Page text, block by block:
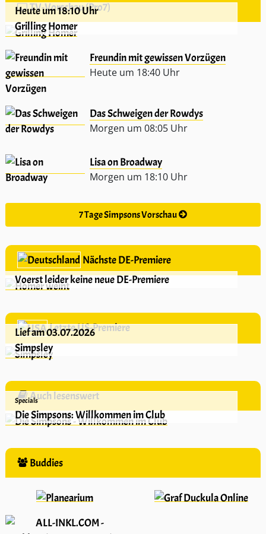
TV-Vorschau (Pro7)
Heute um 18:10 Uhr
Grilling Homer
Freundin mit gewissen Vorzügen
Heute um 18:40 Uhr
Das Schweigen der Rowdys
Morgen um 08:05 Uhr
Lisa on Broadway
Morgen um 18:10 Uhr
7 Tage Simpsons Vorschau
Nächste DE-Premiere
Voerst leider keine neue DE-Premiere
Letzte US-Premiere
Lief am 03.07.2026
Simpsley
Auch lesenswert
Specials
Die Simpsons: Willkommen im Club
Buddies